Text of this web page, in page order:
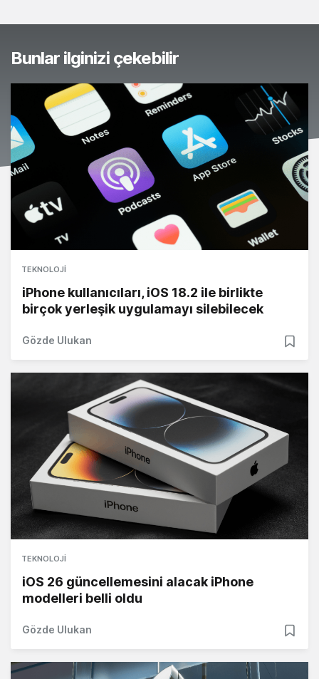
Bunlar ilginizi çekebilir
TEKNOLOJI
iPhone kullanıcıları, iOS 18.2 ile birlikte
birçok yerleşik uygulamayı silebilecek
Gözde Ulukan
TEKNOLOJI
iOS 26 güncellemesini alacak iPhone
modelleri belli oldu
Gözde Ulukan